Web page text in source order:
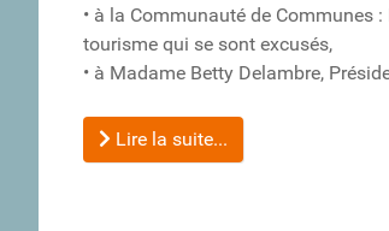
• à la Communauté de Communes
tourisme qui se sont excusés,
• à Madame Betty Delambre,
Lire la suite...